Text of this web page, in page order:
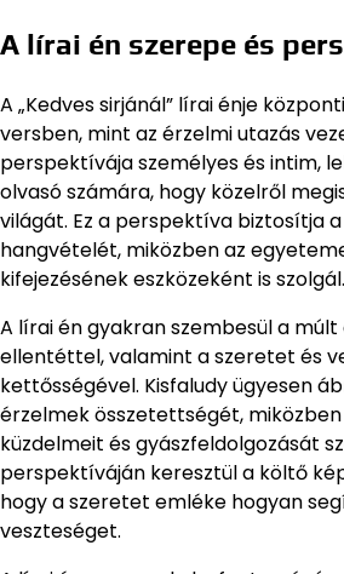
A lírai én szerepe és
A „Kedves sirjánál” lírai énje
versben, mint az érzelmi utazás
perspektívája személyes és intim,
olvasó számára, hogy közelről
világát. Ez a perspektíva biztosítja
hangvételét, miközben az
kifejezésének eszközeként is szolgál.
A lírai én gyakran szembesül a
ellentéttel, valamint a szeretet és
kettősségével. Kisfaludy ügyesen
érzelmek összetettségét,
küzdelmeit és gyászfeldolgozását
perspektíváján keresztül a költő
hogy a szeretet emléke hogyan
veszteséget.